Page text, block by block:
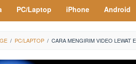
PC/Laptop iPhone Android
/ PC/LAPTOP / CARA MENGIRIM VIDEO LEWAT